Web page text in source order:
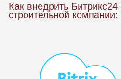
Как внедрить
строительной компании: